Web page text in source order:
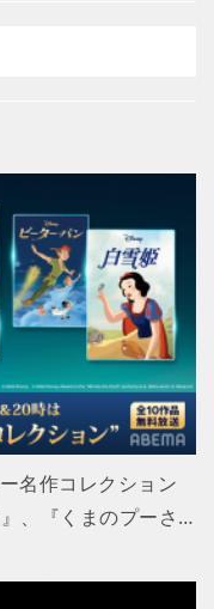
名作コレクション
、『くまのプーさ…